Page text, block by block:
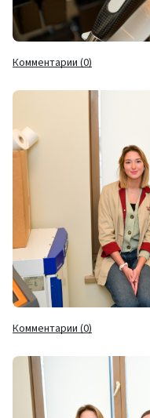
Комментарии (0)
Комментарии (0)